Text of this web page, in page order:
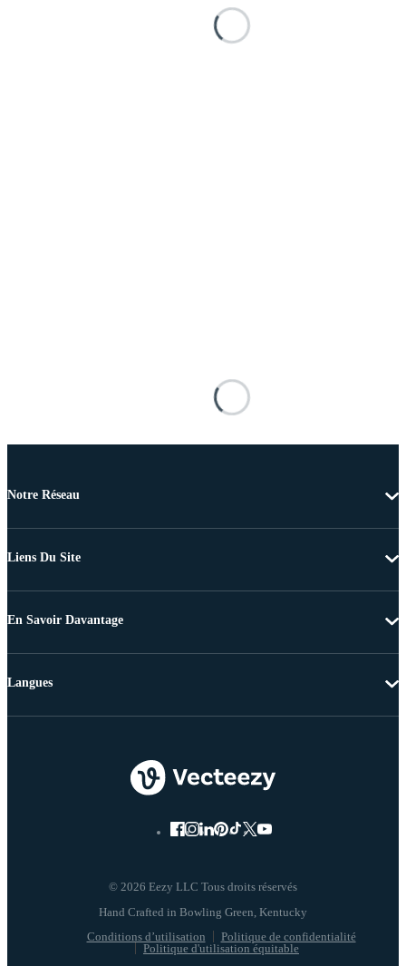
Notre Réseau
Liens Du Site
En Savoir Davantage
© 2026 Eezy LLC Tous droits réservés
Conditions d’utilisation
Politique de confidentialité
Politique d'utilisation équitable
Langues